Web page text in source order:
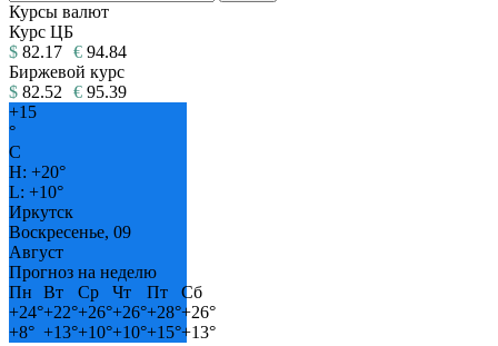
Курсы валют
Курс ЦБ
$ 82.17 € 94.84
Биржевой курс
$ 82.52 € 95.39
+15
°
C
H: +20°
L: +10°
Иркутск
Воскресенье, 09
Август
Прогноз на неделю
Пн
Вт Ср Чт Пт
Сб
+24°+22°+26°+26°+28°+26°
+8° +13°+10°+10°+15°+13°